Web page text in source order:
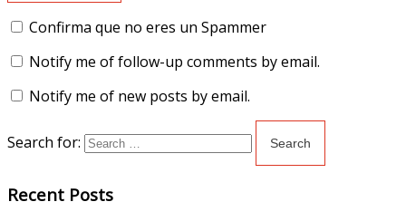
Confirma que no eres un Spammer
Notify me of follow-up comments by email.
Notify me of new posts by email.
Search for:
Recent Posts